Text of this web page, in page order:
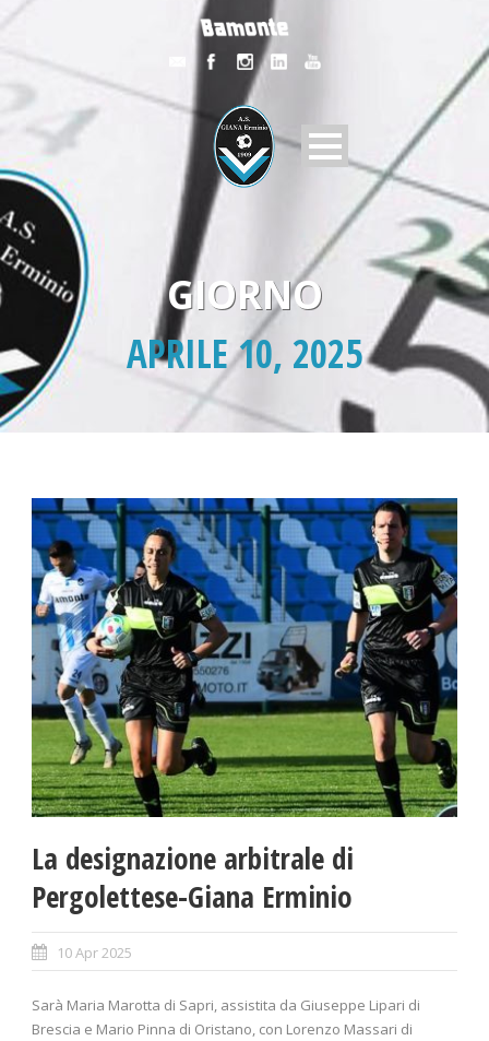
GIORNO
APRILE 10, 2025
La designazione arbitrale di
Pergolettese-Giana Erminio
10 Apr 2025
Sarà Maria Marotta di Sapri, assistita da Giuseppe Lipari di
Brescia e Mario Pinna di Oristano, con Lorenzo Massari di